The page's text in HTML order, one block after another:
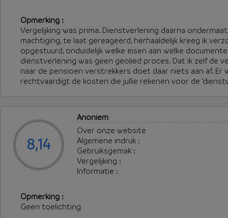
Opmerking :
Vergelijking was prima. Dienstverlening daarna
machtiging, te laat gereageerd, herhaaldelijk kreeg ik
opgestuurd, onduidelijk welke eisen aan welke
dienstverlening was geen geolied proces. Dat ik zelf de
naar de pensioen verstrekkers doet daar niets aan af.
rechtvaardigt de kosten die jullie rekenen voor de
8,14
Anoniem
Over onze website
Algemene indruk :
Gebruiksgemak :
Vergelijking :
Informatie :
Opmerking :
Geen toelichting